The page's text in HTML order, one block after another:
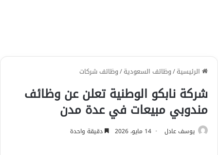
الرئيسية/وظائف السعودية/وظائف شركات
شركة نابكو الوطنية تعلن عن وظائف
مندوبي مبيعات في عدة مدن
يوسف عادل 14 مايو، 2026 دقيقة واحدة